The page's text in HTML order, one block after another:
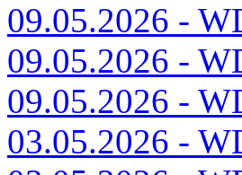
09.05.2026 -
09.05.2026 -
09.05.2026 -
03.05.2026 -